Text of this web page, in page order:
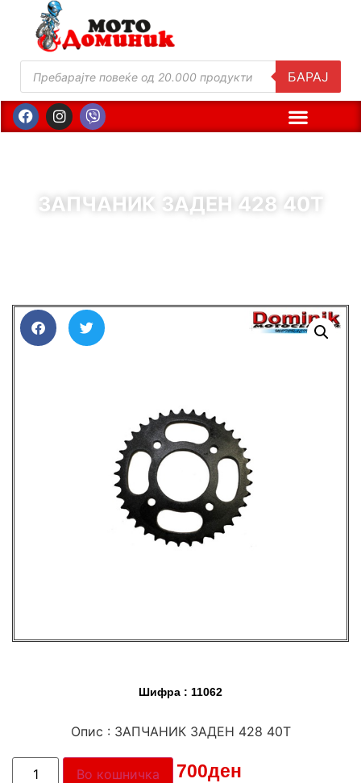
БАРАЈ
ЗАПЧАНИК ЗАДЕН 428 40T
Шифра : 11062
Опис : ЗАПЧАНИК ЗАДЕН 428 40T
Цена: 700ден
Во кошничка